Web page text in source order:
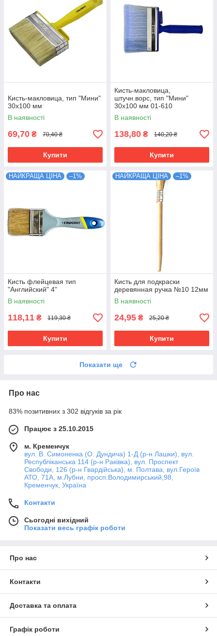
Кисть-макловица, тип "Мини"
30х100 мм
В наявності
69,70 ₴ 70,40 ₴
Купити
Кисть-макловица,
штучн.ворс, тип "Мини"
30х100 мм 01-610
В наявності
138,80 ₴ 140,20 ₴
Купити
НАЙКРАЩА ЦІНА –1%
Кисть флейцевая тип
"Английский" 4"
В наявності
118,11 ₴ 119,30 ₴
Купити
НАЙКРАЩА ЦІНА –1%
Кисть для подкраски
деревянная ручка №10 12мм
В наявності
24,95 ₴ 25,20 ₴
Купити
Показати ще
Про нас
83% позитивних з 302 відгуків за рік
Працює з 25.10.2015
м. Кременчук
вул. В. Симоненка (О. Дундича) 1-Д (р-н Лашки), вул.
Республіканська 114 (р-н Раківка), вул. Проспект
Свободи, 126 (р-н Гвардійська), м. Полтава, вул.Героїв
АТО, 71А, м.Лубни, просп.Володимирський,98,
Кременчук, Україна
Контакти
Сьогодні вихідний
Показати весь графік роботи
Про нас
Контакти
Доставка та оплата
Графік роботи